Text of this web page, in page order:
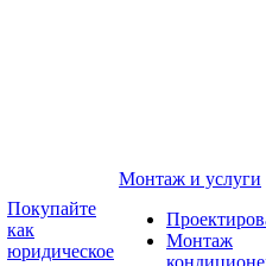
Покупайте
как
юридическое
Монтаж и услуги
Монтаж